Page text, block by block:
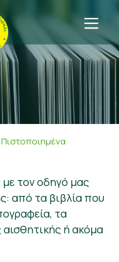
παραγωγούς
προϊόντα
Πιστοποιημένα
με τον οδηγό μας
από τα βιβλία που
τα
ή ακόμα